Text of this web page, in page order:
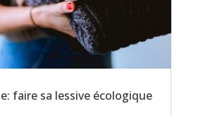
faire sa lessive écologique